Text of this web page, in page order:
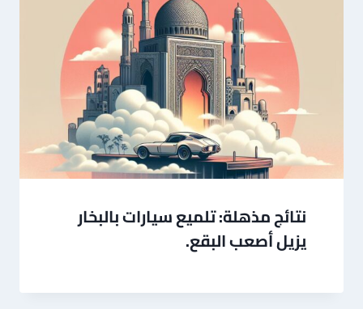
نتائج مذهلة: تلميع سيارات بالبخار
يزيل أصعب البقع.